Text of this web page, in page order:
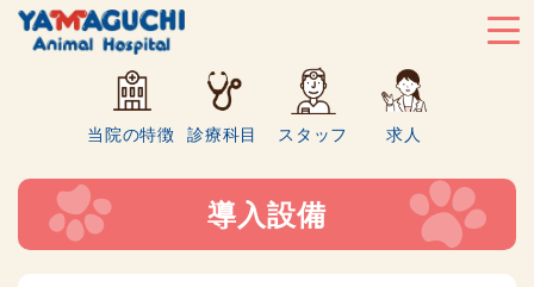
当院の特徴 診療科目 スタッフ 求人
導入設備